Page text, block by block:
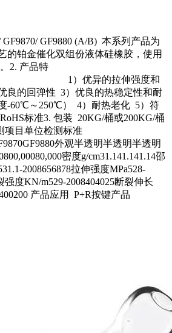
GF9870/ GF9880 (A/B) 本系列产品为
的铂金催化双组份液体硅橡胶，使用
2. 产品特
异的拉伸强度和
良的回弹性 3）优良的热稳定性和耐
-60℃～250℃） 4）耐热老化 5）符
标准3. 包装 20KG/桶或200KG/桶
项目单位检测标准
外观半透明半透明半透明
密度g/cm31.141.141.14邵
2008656878拉伸强度MPa528-
强度KN/m529-2008404025断裂伸长
产品应用 P+R按键产品